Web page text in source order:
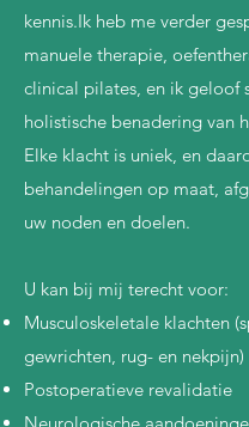
kennis.Ik heb me verder
manuele therapie,
clinical pilates, en ik geloof
holistische benadering van
Elke klacht is uniek, en
behandelingen op maat,
uw noden en doelen.
U kan bij mij terecht voor:
Musculoskeletale klachten
gewrichten, rug- en nekpijn)
Postoperatieve revalidatie